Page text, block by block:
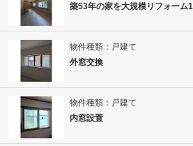
築53年の家を大規模リフォーム1
物件種類：戸建て
外窓交換
物件種類：戸建て
内窓設置